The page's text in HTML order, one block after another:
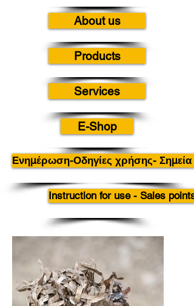
About us
Products
Services
E-Shop
Ενημέρωση-Οδηγίες χρήσης- Σημεία
Instruction for use - Sales points